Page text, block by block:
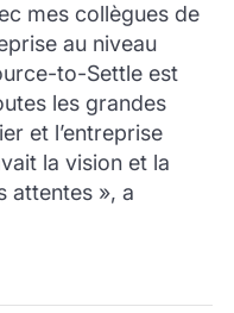
mes collègues de
au niveau
to-Settleest
les grandes
et l’entreprise
la vision et la
attentes », a